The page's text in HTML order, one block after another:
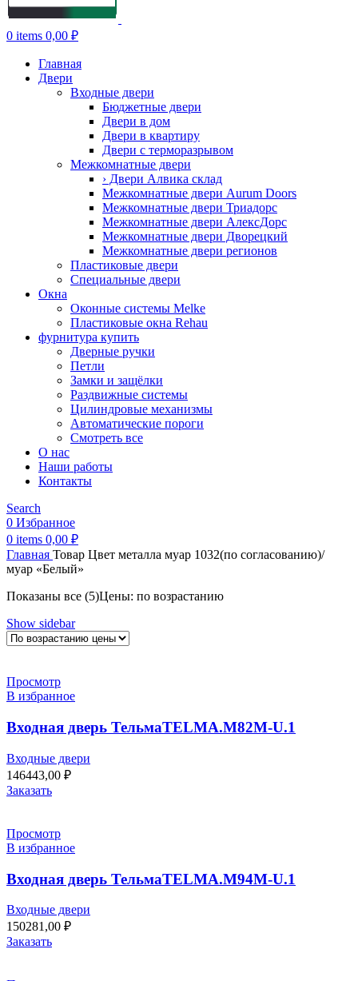
0 items 0,00 ₽
Главная
Двери
Входные двери
Бюджетные двери
Двери в дом
Двери в квартиру
Двери с терморазрывом
Межкомнатные двери
› Двери Алвика склад
Межкомнатные двери Aurum Doors
Межкомнатные двери Триадорс
Межкомнатные двери АлексДорс
Межкомнатные двери Дворецкий
Межкомнатные двери регионов
Пластиковые двери
Специальные двери
Окна
Оконные системы Melke
Пластиковые окна Rehau
фурнитура купить
Дверные ручки
Петли
Замки и защёлки
Раздвижные системы
Цилиндровые механизмы
Автоматические пороги
Смотреть все
О нас
Наши работы
Контакты
Search
0 Избранное
0 items 0,00 ₽
Главная Товар Цвет металла муар 1032(по согласованию)/
муар «Белый»
Показаны все (5)Цены: по возрастанию
Show sidebar
Просмотр
В избранное
Входная дверь ТельмаTELMA.M82M-U.1
Входные двери
146443,00 ₽
Заказать
Просмотр
В избранное
Входная дверь ТельмаTELMA.M94M-U.1
Входные двери
150281,00 ₽
Заказать